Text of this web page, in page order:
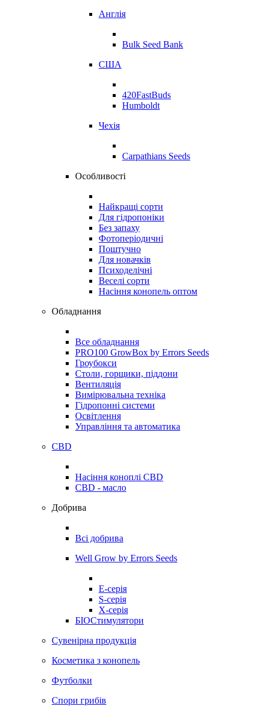
Англія
Bulk Seed Bank
США
420FastBuds
Humboldt
Чехія
Carpathians Seeds
Особливості
Найкращі сорти
Для гідропоніки
Без запаху
Фотоперіодичні
Поштучно
Для новачків
Психоделічні
Веселі сорти
Насіння конопель оптом
Обладнання
Все обладнання
PRO100 GrowBox by Errors Seeds
Гроубокси
Столи, горщики, піддони
Вентиляція
Вимірювальна техніка
Гідропонні системи
Освітлення
Управління та автоматика
CBD
Насіння коноплі CBD
CBD - масло
Добрива
Всі добрива
Well Grow by Errors Seeds
E-серія
S-серія
X-серія
БІОСтимулятори
Сувенірна продукція
Косметика з конопель
Футболки
Спори грибів